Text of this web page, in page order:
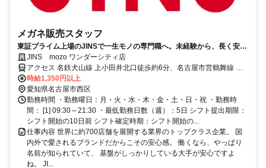
メガネ販売スタッフ
東証プライム上場のJINSで一生モノの専門職へ。未経験から、長く安定
して自分らしく働ける環境を選びませんか？＊車通勤・駐車場利用は応
相談
JINS mozo ワンダーシティ店
アクセス 名鉄犬山線 上小田井北口徒歩約6分、名古屋市営鶴舞線 上
小田井北口徒歩約6分、東海交通事業城北線 小田井徒歩約8分 名鉄・
地下鉄「上小田井」駅北口 徒歩約5分城北線「小田井」駅 徒歩約10
分
時給1,350円以上
愛知県名古屋市西区
勤務時間 ・勤務曜日：月・火・水・木・金・土・日・祝 ・勤務時
間： [1] 09:30～21:30 ・最低勤務日数（週）：5日 シフト提出期限：
シフト開始の10日前 シフト確定時期：シフト開始の...
仕事内容 世界に約700店舗を展開する業界のトップクラス企業。 国
内外で愛されるブランドだからこその安心感。 働くなら、やっぱり
名前が知られていて、 基盤がしっかりしている大手が安心ですよ
ね。 JI...